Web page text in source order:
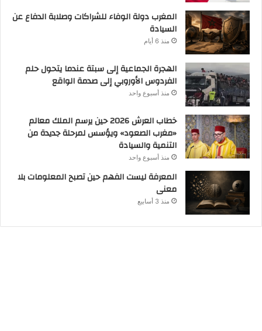
المغرب دولة الوفاء للشراكات وصلابة الدفاع عن
السيادة
منذ 6 أيام
الهجرة الجماعية إلى سبتة عندما يتحول حلم
الفردوس الأوروبي إلى صدمة الواقع
منذ أسبوع واحد
خطاب العرش 2026 حين يرسم الملك معالم
«مغرب الصعود» ويؤسس لمرحلة جديدة من
التنمية والسيادة
منذ أسبوع واحد
المعرفة ليست الفهم حين تصبح المعلومات بلا
معنى
منذ 3 أسابيع